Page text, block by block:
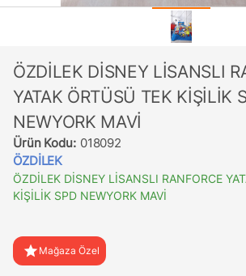
ÖZDİLEK DİSNEY LİSANSLI
YATAK ÖRTÜSÜ TEK KİŞİLİK
NEWYORK MAVİ
Ürün Kodu: 018092
ÖZDİLEK
ÖZDİLEK DİSNEY LİSANSLI RANFORCE
KİŞİLİK SPD NEWYORK MAVİ
star Mağaza Özel